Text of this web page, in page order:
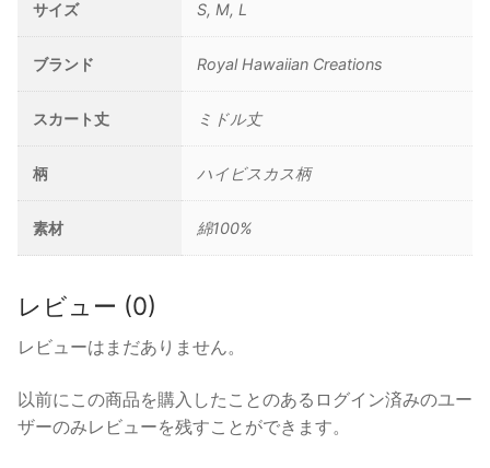
サイズ S, M, L
ブランド Royal Hawaiian Creations
スカート丈 ミドル丈
柄 ハイビスカス柄
素材 綿100%
レビュー (0)
レビューはまだありません。
以前にこの商品を購入したことのあるログイン済みのユー
ザーのみレビューを残すことができます。